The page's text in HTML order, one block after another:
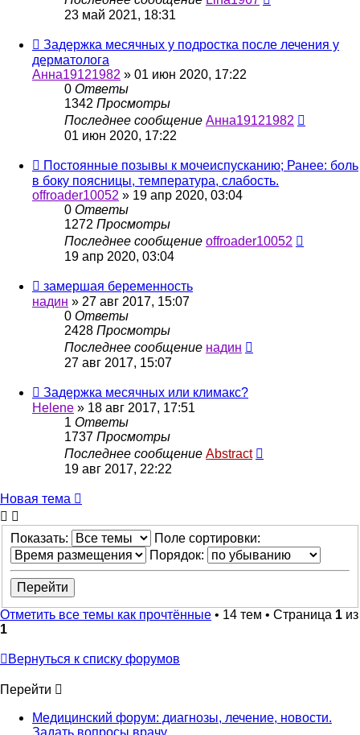
23 май 2021, 18:31
Задержка месячных у подростка после лечения у
дерматолога
Анна19121982 » 01 июн 2020, 17:22
0 Ответы
1342 Просмотры
Последнее сообщение Анна19121982
01 июн 2020, 17:22
Постоянные позывы к мочеиспусканию; Ранее: боль
в боку поясницы, температура, слабость.
offroader10052 » 19 апр 2020, 03:04
0 Ответы
1272 Просмотры
Последнее сообщение offroader10052
19 апр 2020, 03:04
замершая беременность
надин » 27 авг 2017, 15:07
0 Ответы
2428 Просмотры
Последнее сообщение надин
27 авг 2017, 15:07
Задержка месячных или климакс?
Helene » 18 авг 2017, 17:51
1 Ответы
1737 Просмотры
Последнее сообщение Abstract
19 авг 2017, 22:22
Новая тема
Показать:
Поле сортировки:
Порядок:
Отметить все темы как прочтённые • 14 тем • Страница 1 из
1
Вернуться к списку форумов
Перейти
Медицинский форум: диагнозы, лечение, новости.